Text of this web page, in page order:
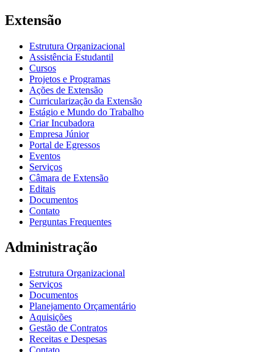
Extensão
Estrutura Organizacional
Assistência Estudantil
Cursos
Projetos e Programas
Ações de Extensão
Curricularização da Extensão
Estágio e Mundo do Trabalho
Criar Incubadora
Empresa Júnior
Portal de Egressos
Eventos
Serviços
Câmara de Extensão
Editais
Documentos
Contato
Perguntas Frequentes
Administração
Estrutura Organizacional
Serviços
Documentos
Planejamento Orçamentário
Aquisições
Gestão de Contratos
Receitas e Despesas